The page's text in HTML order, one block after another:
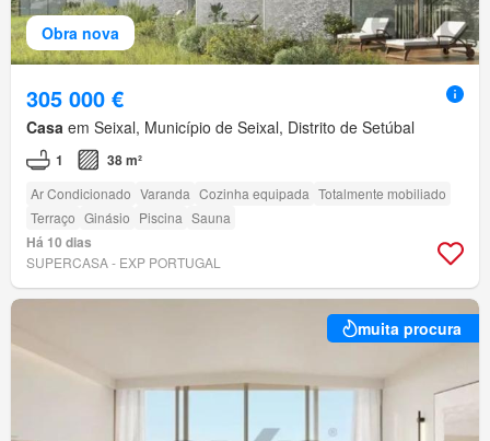
Obra nova
305 000 €
Casa em Seixal, Município de Seixal, Distrito de Setúbal
1 38 m²
Ar Condicionado Varanda Cozinha equipada Totalmente mobiliado
Terraço Ginásio Piscina Sauna
Há 10 dias
SUPERCASA - EXP PORTUGAL
muita procura